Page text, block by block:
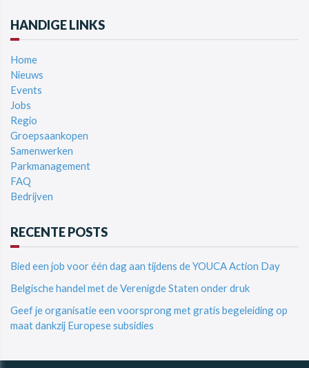
HANDIGE LINKS
Home
Nieuws
Events
Jobs
Regio
Groepsaankopen
Samenwerken
Parkmanagement
FAQ
Bedrijven
RECENTE POSTS
Bied een job voor één dag aan tijdens de YOUCA Action Day
Belgische handel met de Verenigde Staten onder druk
Geef je organisatie een voorsprong met gratis begeleiding op
maat dankzij Europese subsidies